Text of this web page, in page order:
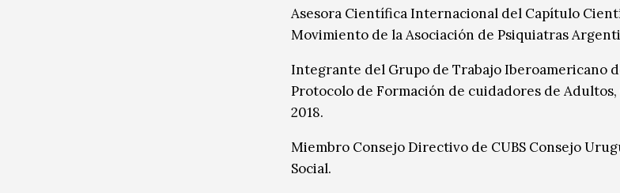
Asesora Científica Internacional del Capítulo
Movimiento de la Asociación de Psiquiatras
Integrante del Grupo de Trabajo Iberoamericano
Protocolo de Formación de cuidadores de Adultos,
2018.
Miembro Consejo Directivo de CUBS Consejo
Social.